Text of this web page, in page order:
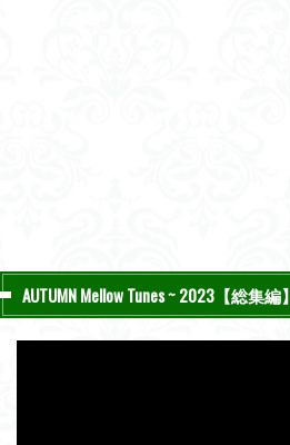
AUTUMN Mellow Tunes ~ 2023【総集編】